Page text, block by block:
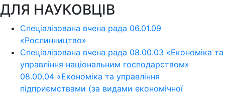
ДЛЯ НАУКОВЦІВ
Спеціалізована вчена рада 06.01.09
«Рослинництво»
Спеціалізована вчена рада 08.00.03 «Економіка та
управління національним господарством»
08.00.04 «Економіка та управління
підприємствами (за видами економічної